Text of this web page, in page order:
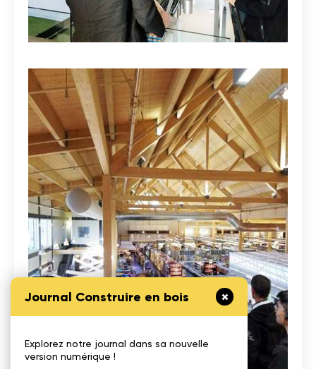
Journal Construire en bois
Explorez notre journal dans sa nouvelle
version numérique !